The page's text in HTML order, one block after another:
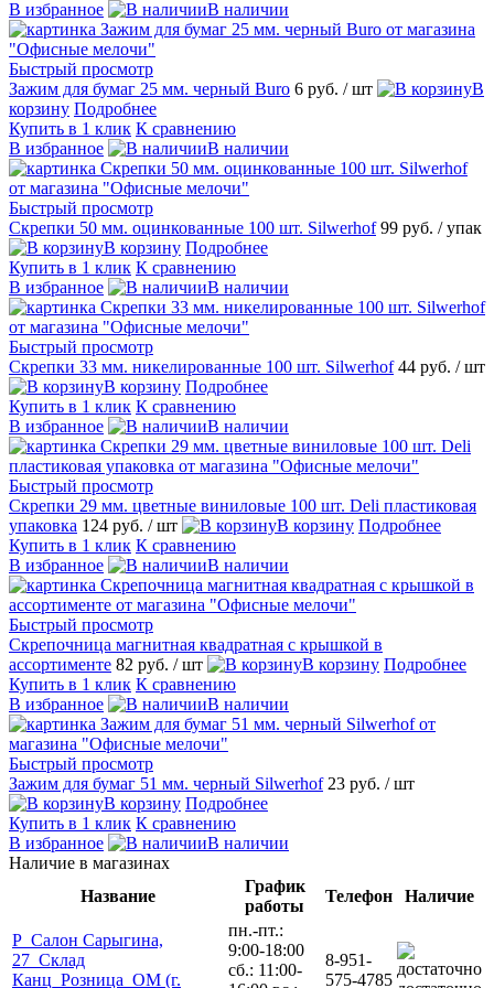
В избранное В наличии
Быстрый просмотр
Зажим для бумаг 25 мм. черный Buro 6 руб. / шт
В
корзину Подробнее
Купить в 1 клик К сравнению
В избранное
В наличии
Быстрый просмотр
Скрепки 50 мм. оцинкованные 100 шт. Silwerhof 99 руб. / упак
В корзину Подробнее
Купить в 1 клик К сравнению
В избранное
В наличии
Быстрый просмотр
Скрепки 33 мм. никелированные 100 шт. Silwerhof 44 руб. / шт
В корзину Подробнее
Купить в 1 клик К сравнению
В избранное
В наличии
Быстрый просмотр
Скрепки 29 мм. цветные виниловые 100 шт. Deli пластиковая
упаковка 124 руб. / шт В корзину Подробнее
Купить в 1 клик К сравнению
В избранное
В наличии
Быстрый просмотр
Скрепочница магнитная квадратная с крышкой в
ассортименте 82 руб. / шт В корзину Подробнее
Купить в 1 клик К сравнению
В избранное
В наличии
Быстрый просмотр
Зажим для бумаг 51 мм. черный Silwerhof 23 руб. / шт
В корзину Подробнее
Купить в 1 клик К сравнению
В избранное
В наличии
Наличие в магазинах
Название
График
работы
Телефон Наличие
Р_Салон Сарыгина,
27_Склад
Канц_Розница_ОМ (г.
пн.-пт.:
9:00-18:00
сб.: 11:00-
8-951-
575-4785